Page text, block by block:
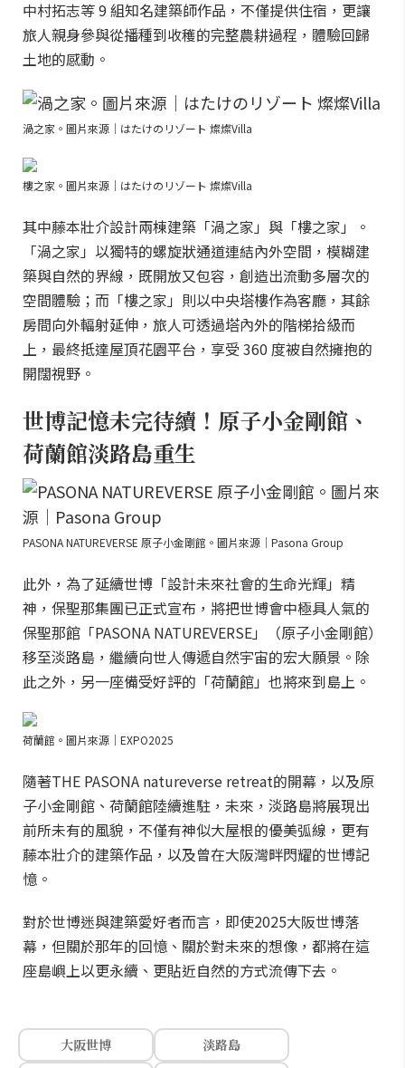
中村拓志等 9 組知名建築師作品，不僅提供住宿，更讓
旅人親身參與從播種到收穫的完整農耕過程，體驗回歸
土地的感動。
渦之家。圖片來源｜はたけのリゾート 燦燦Villa
樓之家。圖片來源｜はたけのリゾート 燦燦Villa
其中藤本壯介設計兩棟建築「渦之家」與「樓之家」。
「渦之家」以獨特的螺旋狀通道連結內外空間，模糊建
築與自然的界線，既開放又包容，創造出流動多層次的
空間體驗；而「樓之家」則以中央塔樓作為客廳，其餘
房間向外輻射延伸，旅人可透過塔內外的階梯拾級而
上，最終抵達屋頂花園平台，享受 360 度被自然擁抱的
開闊視野。
世博記憶未完待續！原子小金剛館、
荷蘭館淡路島重生
PASONA NATUREVERSE 原子小金剛館。圖片來源｜Pasona Group
此外，為了延續世博「設計未來社會的生命光輝」精
神，保聖那集團已正式宣布，將把世博會中極具人氣的
保聖那館「PASONA NATUREVERSE」（原子小金剛館）
移至淡路島，繼續向世人傳遞自然宇宙的宏大願景。除
此之外，另一座備受好評的「荷蘭館」也將來到島上。
荷蘭館。圖片來源｜EXPO2025
隨著THE PASONA natureverse retreat的開幕，以及原
子小金剛館、荷蘭館陸續進駐，未來，淡路島將展現出
前所未有的風貌，不僅有神似大屋根的優美弧線，更有
藤本壯介的建築作品，以及曾在大阪灣畔閃耀的世博記
憶。
對於世博迷與建築愛好者而言，即使2025大阪世博落
幕，但關於那年的回憶、關於對未來的想像，都將在這
座島嶼上以更永續、更貼近自然的方式流傳下去。
大阪世博
淡路島